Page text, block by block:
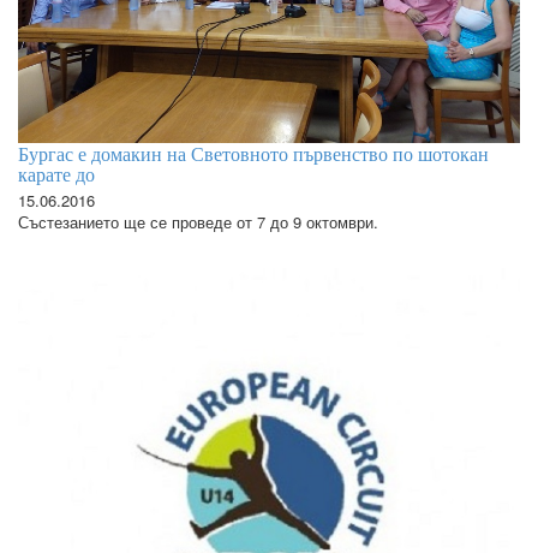
Бургас е домакин на Световното първенство по шотокан
карате до
15.06.2016
Състезанието ще се проведе от 7 до 9 октомври.